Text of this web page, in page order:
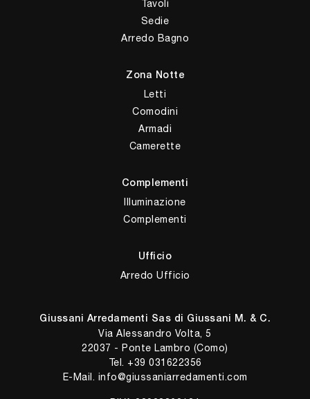
Tavoli
Sedie
Arredo Bagno
Zona Notte
Letti
Comodini
Armadi
Camerette
Complementi
Illuminazione
Complementi
Ufficio
Arredo Ufficio
Giussani Arredamenti Sas di Giussani M. & C.
Via Alessandro Volta, 5
22037 - Ponte Lambro (Como)
Tel. +39 031622356
E-Mail. info@giussaniarredamenti.com